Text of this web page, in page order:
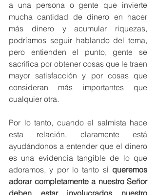
a una persona o gente que invierte
mucha cantidad de dinero en hacer
más dinero y acumular riquezas,
podríamos seguir hablando del tema,
pero entienden el punto, gente se
sacrifica por obtener cosas que le traen
mayor satisfacción y por cosas que
consideran más importantes que
cualquier otra.
Por lo tanto, cuando el salmista hace
esta relación, claramente está
ayudándonos a entender que el dinero
es una evidencia tangible de lo que
adoramos, y por lo tanto si queremos
adorar completamente a nuestro Señor